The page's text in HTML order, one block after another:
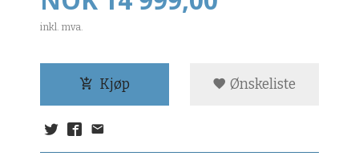
inkl. mva.
Kjøp Ønskeliste